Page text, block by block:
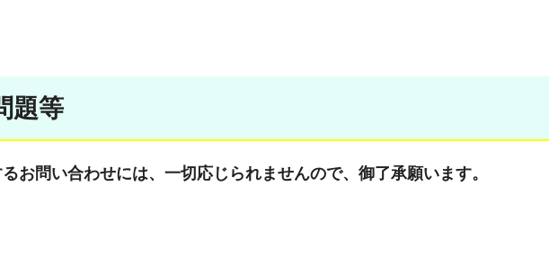
題等
お問い合わせには、一切応じられませんので、御了承願います。